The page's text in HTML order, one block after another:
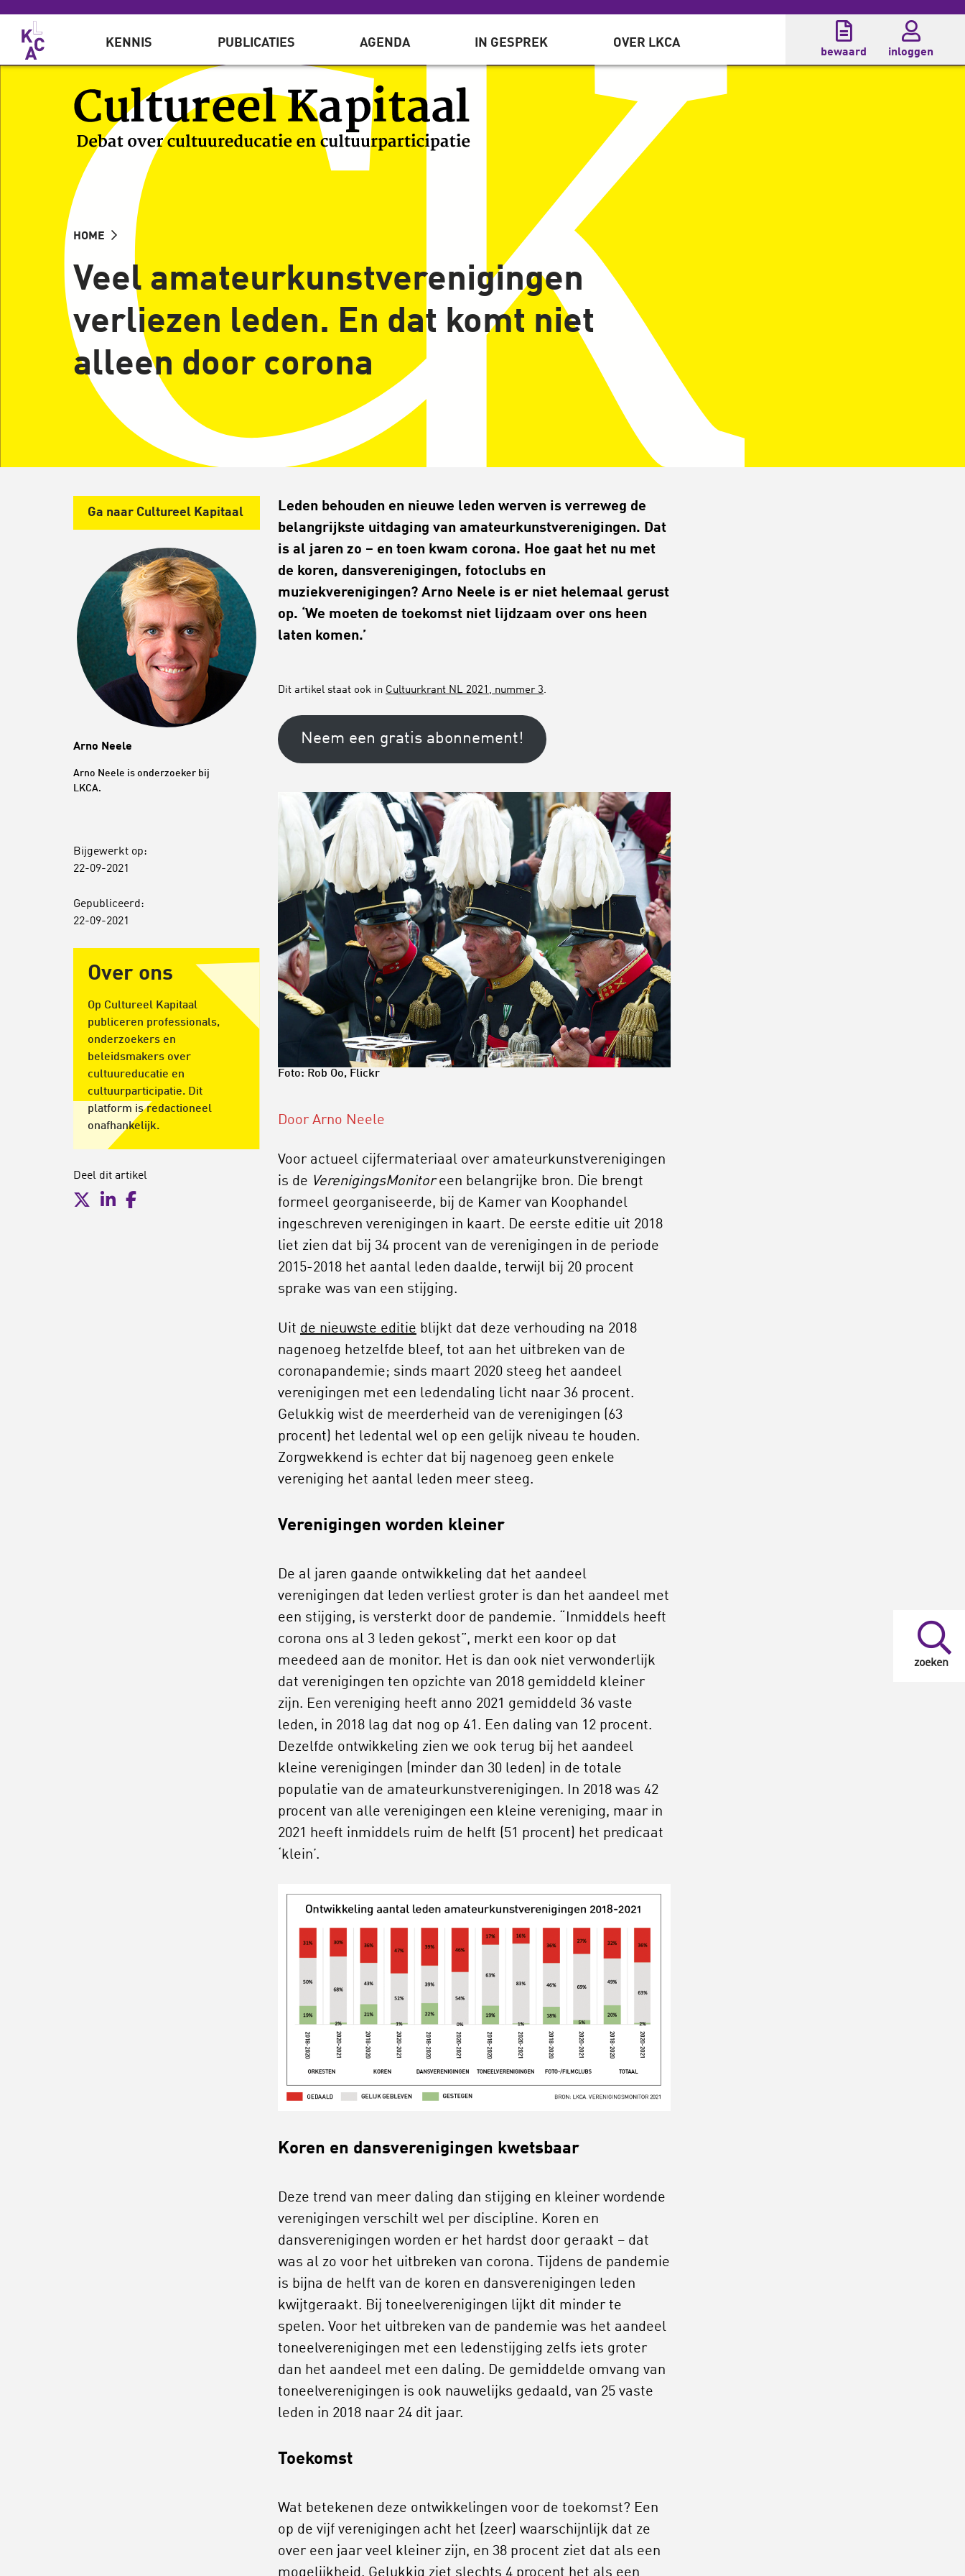
Overslaan en naar de inhoud gaan
zoeken
KENNIS PUBLICATIES AGENDA IN GESPREK OVER LKCA
bewaard inloggen
HOME
Veel amateurkunstverenigingen
verliezen leden. En dat komt niet
alleen door corona
Ga naar Cultureel Kapitaal
Arno Neele
Arno Neele is onderzoeker bij
LKCA.
Bijgewerkt op:
22-09-2021
Gepubliceerd:
22-09-2021
Over ons
Op Cultureel Kapitaal
publiceren professionals,
onderzoekers en
beleidsmakers over
cultuureducatie en
cultuurparticipatie. Dit
platform is redactioneel
onafhankelijk.
Deel dit artikel
Leden behouden en nieuwe leden werven is verreweg de
belangrijkste uitdaging van amateurkunstverenigingen. Dat
is al jaren zo – en toen kwam corona. Hoe gaat het nu met
de koren, dansverenigingen, fotoclubs en
muziekverenigingen? Arno Neele is er niet helemaal gerust
op. ‘We moeten de toekomst niet lijdzaam over ons heen
laten komen.’
Dit artikel staat ook in Cultuurkrant NL 2021, nummer 3.
Neem een gratis abonnement!
Foto: Rob Oo, Flickr
Door Arno Neele
Voor actueel cijfermateriaal over amateurkunstverenigingen
is de VerenigingsMonitoreen belangrijke bron. Die brengt
formeel georganiseerde, bij de Kamer van Koophandel
ingeschreven verenigingen in kaart. De eerste editie uit 2018
liet zien dat bij 34 procent van de verenigingen in de periode
2015-2018 het aantal leden daalde, terwijl bij 20 procent
sprake was van een stijging.
Uit de nieuwste editie blijkt dat deze verhouding na 2018
nagenoeg hetzelfde bleef, tot aan het uitbreken van de
coronapandemie; sinds maart 2020 steeg het aandeel
verenigingen met een ledendaling licht naar 36 procent.
Gelukkig wist de meerderheid van de verenigingen (63
procent) het ledental wel op een gelijk niveau te houden.
Zorgwekkend is echter dat bij nagenoeg geen enkele
vereniging het aantal leden meer steeg.
Verenigingen worden kleiner
De al jaren gaande ontwikkeling dat het aandeel
verenigingen dat leden verliest groter is dan het aandeel met
een stijging, is versterkt door de pandemie. “Inmiddels heeft
corona ons al 3 leden gekost”, merkt een koor op dat
meedeed aan de monitor. Het is dan ook niet verwonderlijk
dat verenigingen ten opzichte van 2018 gemiddeld kleiner
zijn. Een vereniging heeft anno 2021 gemiddeld 36 vaste
leden, in 2018 lag dat nog op 41. Een daling van 12 procent.
Dezelfde ontwikkeling zien we ook terug bij het aandeel
kleine verenigingen (minder dan 30 leden) in de totale
populatie van de amateurkunstverenigingen. In 2018 was 42
procent van alle verenigingen een kleine vereniging, maar in
2021 heeft inmiddels ruim de helft (51 procent) het predicaat
‘klein’.
Koren en dansverenigingen kwetsbaar
Deze trend van meer daling dan stijging en kleiner wordende
verenigingen verschilt wel per discipline. Koren en
dansverenigingen worden er het hardst door geraakt – dat
was al zo voor het uitbreken van corona. Tijdens de pandemie
is bijna de helft van de koren en dansverenigingen leden
kwijtgeraakt. Bij toneelverenigingen lijkt dit minder te
spelen. Voor het uitbreken van de pandemie was het aandeel
toneelverenigingen met een ledenstijging zelfs iets groter
dan het aandeel met een daling. De gemiddelde omvang van
toneelverenigingen is ook nauwelijks gedaald, van 25 vaste
leden in 2018 naar 24 dit jaar.
Toekomst
Wat betekenen deze ontwikkelingen voor de toekomst? Een
op de vijf verenigingen acht het (zeer) waarschijnlijk dat ze
over een jaar veel kleiner zijn, en 38 procent ziet dat als een